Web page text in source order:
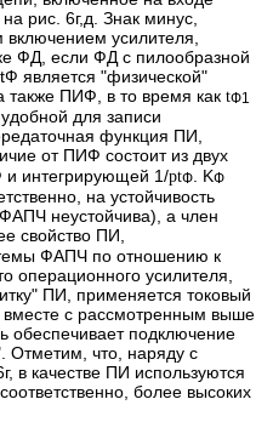
рис. 6г,д. Знак минус,
усилителя,
ФД, если ФД с пилообразной
является "физической"
также ПИФ, в то время какtФ1
для записи
функция ПИ,
от ПИФ состоит из двух
и интегрирующей 1/ptФ . KФ
на устойчивость
неустойчива), а член
свойство ПИ,
ФАПЧ по отношению к
операционного усилителя,
ПИ, применяется токовый
с рассмотренным выше
подключение
что, наряду с
в качестве ПИ используются
более высоких